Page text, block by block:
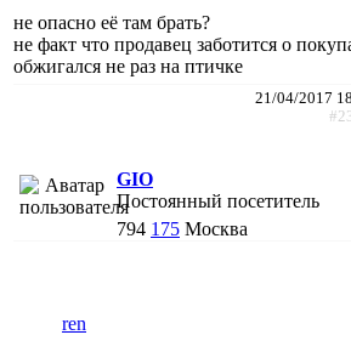
не опасно её там брать?
не факт что продавец заботится о
обжигался не раз на птичке
21/04/2017
GIO
Постоянный посетитель
794 175 Москва
ren